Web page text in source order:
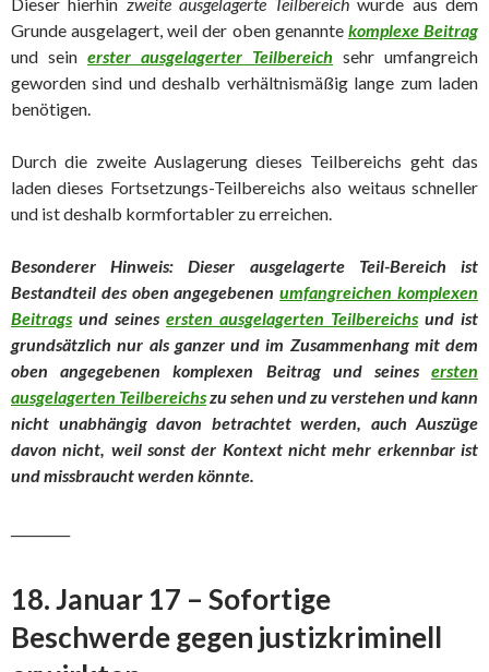
Grunde ausgelagert, weil der oben genannte komplexe Beitrag
und sein erster ausgelagerter Teilbereich sehr umfangreich
geworden sind und deshalb verhältnismäßig lange zum laden
benötigen.
Durch die zweite Auslagerung dieses Teilbereichs geht das
laden dieses Fortsetzungs-Teilbereichs also weitaus schneller
und ist deshalb kormfortabler zu erreichen.
Besonderer Hinweis: Dieser ausgelagerte Teil-Bereich ist
Bestandteil des oben angegebenenumfangreichen komplexen
Beitrags und seines ersten ausgelagerten Teilbereichs und ist
grundsätzlich nur als ganzer und im Zusammenhang mit dem
oben angegebenen komplexen Beitrag und seines ersten
ausgelagerten Teilbereichszu sehen und zu verstehen und kann
nicht unabhängig davon betrachtet werden, auch Auszüge
davon nicht, weil sonst der Kontext nicht mehr erkennbar ist
und missbraucht werden könnte.
18. Januar 17 – Sofortige
Beschwerde gegen justizkriminell